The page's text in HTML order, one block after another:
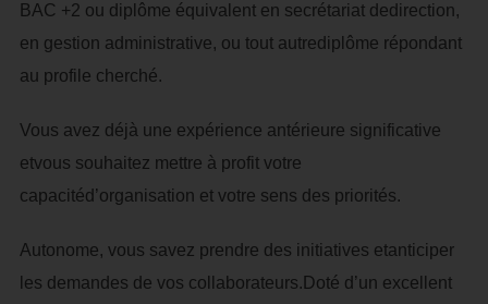
BAC +2 ou diplôme équivalent en secrétariat dedirection,
en gestion administrative, ou tout autrediplôme répondant
au profile cherché.
Vous avez déjà une expérience antérieure significative
etvous souhaitez mettre à profit votre
capacitéd’organisation et votre sens des priorités.
Autonome, vous savez prendre des initiatives etanticiper
les demandes de vos collaborateurs.Doté d’un excellent